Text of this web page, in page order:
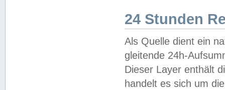
24 Stunden
Als Quelle dient ein
gleitende 24h-
Dieser Layer enthält
handelt es sich um